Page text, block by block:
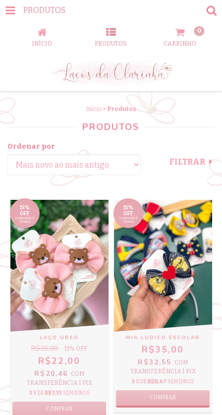
PRODUTOS
INÍCIO PRODUTOS CARRINHO
0
Início > Produtos
PRODUTOS
Ordenar por
FILTRAR
15%
OFF
comprando 4
ou mais
LAÇO URSO
R$26,00 15% OFF
R$22,00
R$20,46
COM
TRANSFERÊNCIA | PIX
3 X DE R$7,33 SEM JUROS
COMPRAR
15%
OFF
comprando 4
ou mais
MIA LUDICO ESCOLAR
R$35,00
R$32,55
COM
TRANSFERÊNCIA | PIX
3 X DE R$11,67 SEM JUROS
COMPRAR